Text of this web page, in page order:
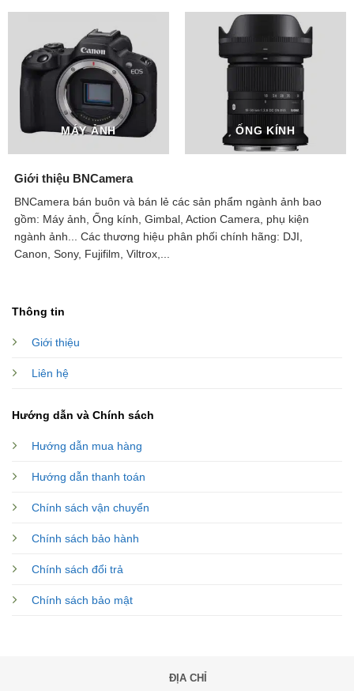
MÁY ẢNH ỐNG KÍNH
Giới thiệu BNCamera
BNCamera bán buôn và bán lẻ các sản phẩm ngành ảnh bao
gồm: Máy ảnh, Ống kính, Gimbal, Action Camera, phụ kiện
ngành ảnh... Các thương hiệu phân phối chính hãng: DJI,
Canon, Sony, Fujifilm, Viltrox,...
Thông tin
Giới thiệu
Liên hệ
Hướng dẫn và Chính sách
Hướng dẫn mua hàng
Hướng dẫn thanh toán
Chính sách vận chuyển
Chính sách bảo hành
Chính sách đổi trả
Chính sách bảo mật
ĐỊA CHỈ